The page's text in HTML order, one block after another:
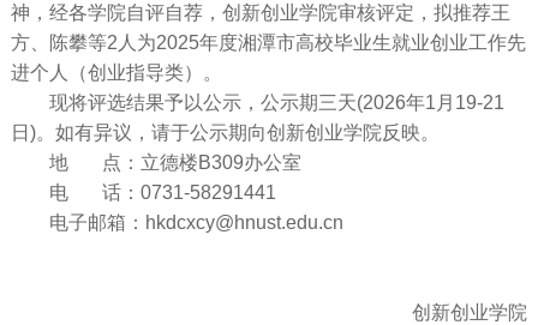
神，经各学院自评自荐，创新创业学院审核评定，拟推荐王
方、陈攀等2人为2025年度湘潭市高校毕业生就业创业工作先
进个人（创业指导类）。
现将评选结果予以公示，公示期三天(2026年1月19-21
日)。如有异议，请于公示期向创新创业学院反映。
地 点：立德楼B309办公室
电 话：0731-58291441
电子邮箱：hkdcxcy@hnust.edu.cn
创新创业学院